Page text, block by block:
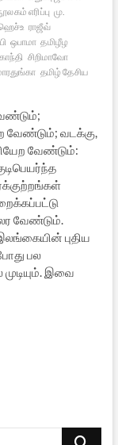
எரிப்பு மு.
ராஜீவ்
ஒபாமா தமிழீழ
சிறிமாவோ
தமிழ் தேசிய
வேண்டும்; வடக்கு,
வேண்டும்:
வேண்டும்.
புதிய
பல
இவை
Search